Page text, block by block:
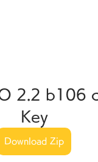
2.2 b106
Key
Download Zip